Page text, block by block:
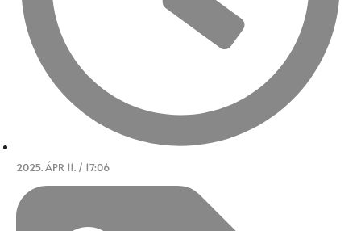
2025. ÁPR 11. / 17:06